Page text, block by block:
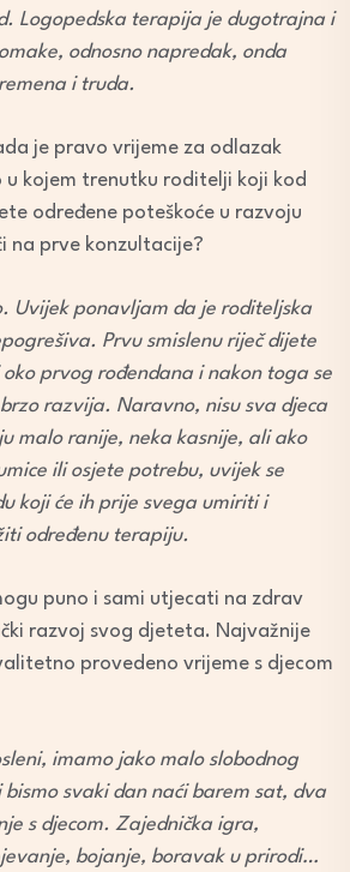
Logopedska terapija je dugotrajna i
odnosno napredak, onda
i truda.
je pravo vrijeme za odlazak
u kojem trenutku roditelji koji kod
određene poteškoće u razvoju
na prve konzultacije?
Uvijek ponavljam da je roditeljska
Prvu smislenu riječ dijete
prvog rođendana i nakon toga se
razvija. Naravno, nisu sva djeca
malo ranije, neka kasnije, ali ako
ili osjete potrebu, uvijek se
koji će ih prije svega umiriti i
određenu terapiju.
puno i sami utjecati na zdrav
razvoj svog djeteta. Najvažnije
provedeno vrijeme s djecom
imamo jako malo slobodnog
svaki dan naći barem sat, dva
s djecom. Zajednička igra,
bojanje, boravak u prirodi…